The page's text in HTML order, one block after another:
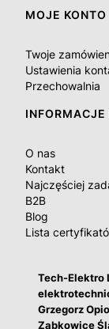
MOJE KONTO
Twoje
Ustawienia
Przechowalnia
INFORMACJE
O nas
Kontakt
Najczęściej
B2B
Blog
Lista
Tech-Elektro
Grzegorz
Ząbkowice